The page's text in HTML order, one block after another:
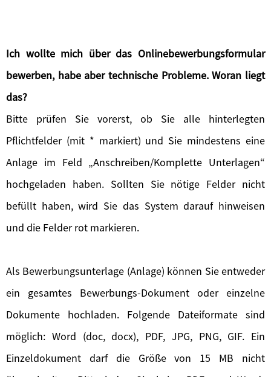
Ich wollte mich über das Onlinebewerbungsformular
bewerben, habe aber technische Probleme. Woran liegt
das?
Bitte prüfen Sie vorerst, ob Sie alle hinterlegten
Pflichtfelder (mit * markiert) und Sie mindestens eine
Anlage im Feld „Anschreiben/Komplette Unterlagen“
hochgeladen haben. Sollten Sie nötige Felder nicht
befüllt haben, wird Sie das System darauf hinweisen
und die Felder rot markieren.
Als Bewerbungsunterlage (Anlage) können Sie entweder
ein gesamtes Bewerbungs-Dokument oder einzelne
Dokumente hochladen. Folgende Dateiformate sind
möglich: Word (doc, docx), PDF, JPG, PNG, GIF. Ein
Einzeldokument darf die Größe von 15 MB nicht